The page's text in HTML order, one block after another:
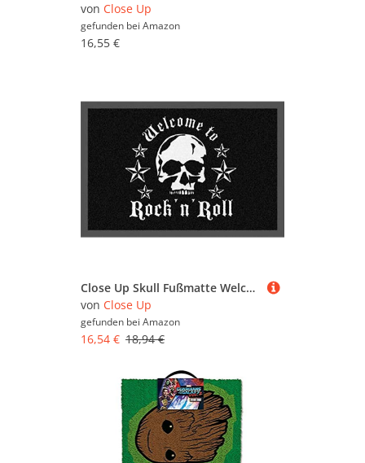
von Close Up
gefunden bei Amazon
16,55 €
Close Up Skull Fußmatte Welcome to Rock 'n' Roll (40x 60cm)
von Close Up
gefunden bei Amazon
16,54 € 18,94 €